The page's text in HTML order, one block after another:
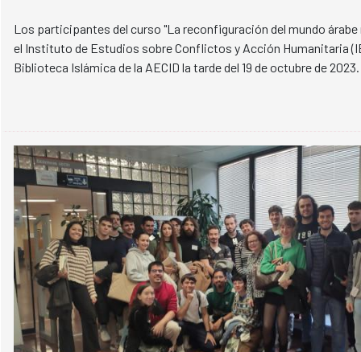
Los participantes del curso "La reconfiguración del mundo
el Instituto de Estudios sobre Conflictos y Acción Humanitaria
Biblioteca Islámica de la AECID la tarde del 19 de octubre de 2023.